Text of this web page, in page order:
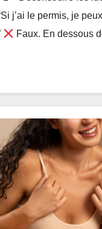
j’ai le permis, je
Faux. En dessous